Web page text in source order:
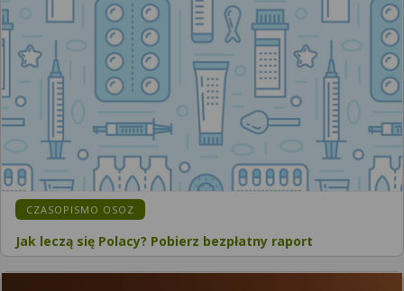
CZASOPISMO OSOZ
Jak leczą się Polacy? Pobierz bezpłatny raport